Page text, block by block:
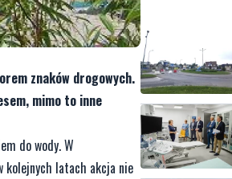
znaków drogowych.
mimo to inne
do wody. W
kolejnych latach akcja nie